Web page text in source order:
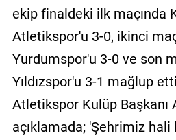
ekip finaldeki ilk maçında
Atletikspor'u 3-0, ikinci
Yurdumspor'u 3-0 ve son
Yıldızspor'u 3-1 mağlup
Atletikspor Kulüp Başkanı
açıklamada; 'Şehrimiz hali